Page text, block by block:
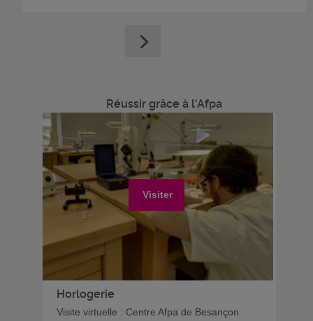
Réussir grâce à l'Afpa
Visiter
Horlogerie
Visite virtuelle : Centre Afpa de Besançon